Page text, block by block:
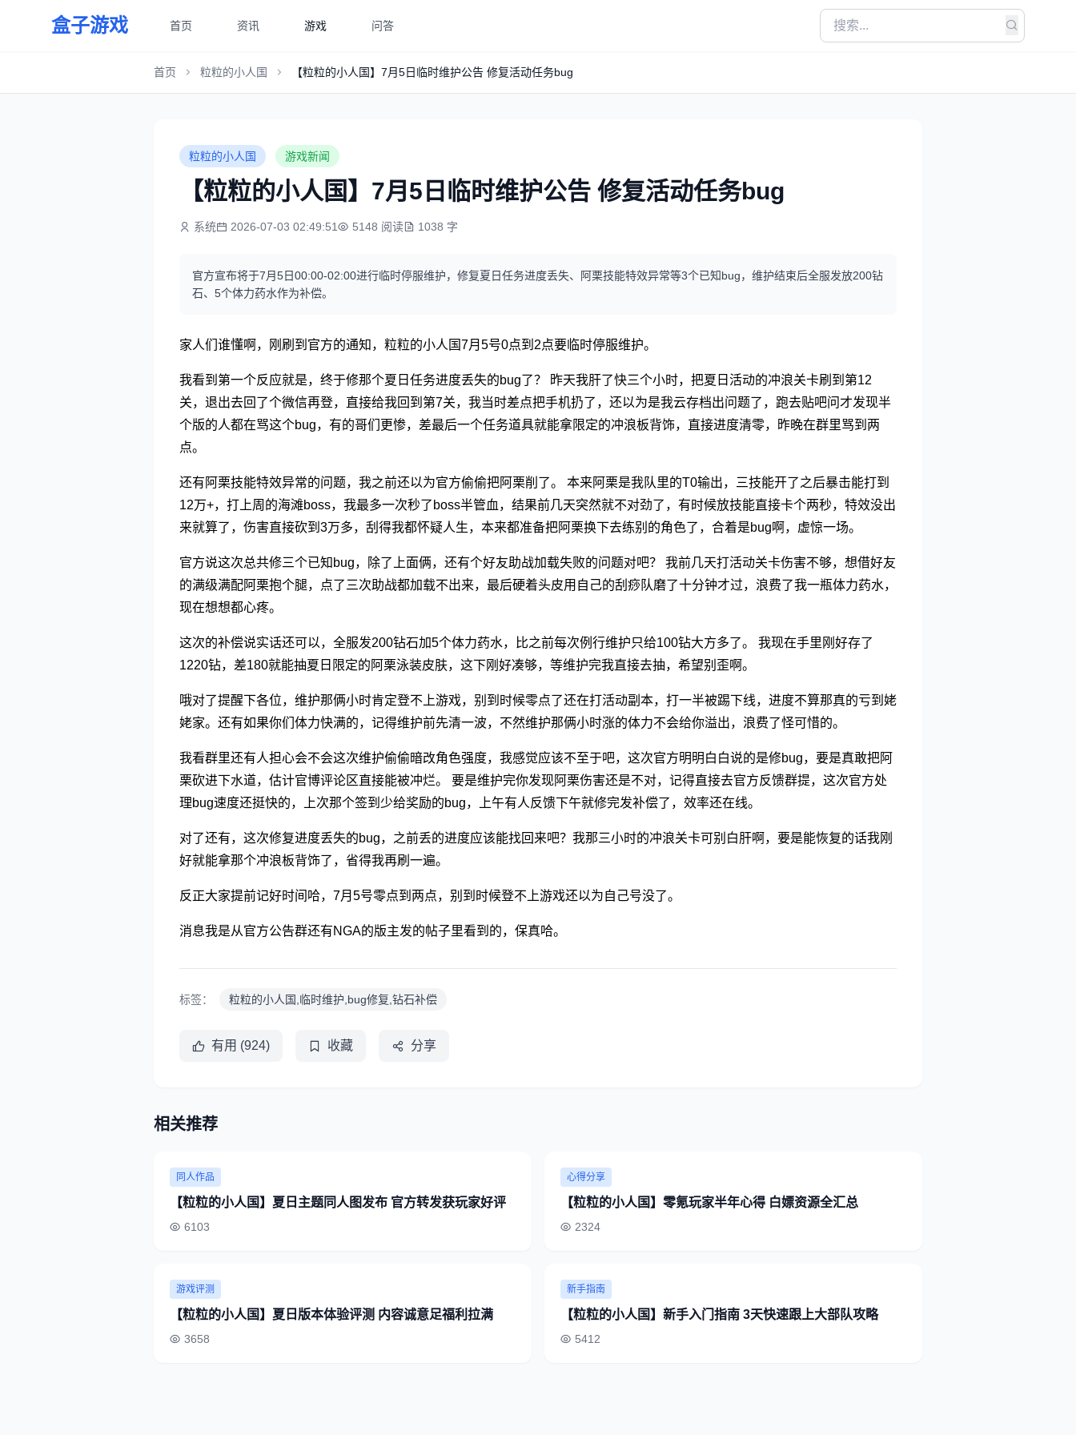
盒子游戏 首页 资讯 游戏 问答
首页 粒粒的小人国 【粒粒的小人国】7月5日临时维护公告 修复活动任务bug
粒粒的小人国 游戏新闻
【粒粒的小人国】7月5日临时维护公告 修复活动任务bug
系统 2026-07-03 02:49:51 5148 阅读 1038 字
官方宣布将于7月5日00:00-02:00进行临时停服维护，修复夏日任务进度丢失、阿栗技能特效异常等3个已知bug，维护结束后全服发放200钻
石、5个体力药水作为补偿。
家人们谁懂啊，刚刷到官方的通知，粒粒的小人国7月5号0点到2点要临时停服维护。
我看到第一个反应就是，终于修那个夏日任务进度丢失的bug了？ 昨天我肝了快三个小时，把夏日活动的冲浪关卡刷到第12
关，退出去回了个微信再登，直接给我回到第7关，我当时差点把手机扔了，还以为是我云存档出问题了，跑去贴吧问才发现半
个版的人都在骂这个bug，有的哥们更惨，差最后一个任务道具就能拿限定的冲浪板背饰，直接进度清零，昨晚在群里骂到两
点。
还有阿栗技能特效异常的问题，我之前还以为官方偷偷把阿栗削了。 本来阿栗是我队里的T0输出，三技能开了之后暴击能打到
12万+，打上周的海滩boss，我最多一次秒了boss半管血，结果前几天突然就不对劲了，有时候放技能直接卡个两秒，特效没出
来就算了，伤害直接砍到3万多，刮得我都怀疑人生，本来都准备把阿栗换下去练别的角色了，合着是bug啊，虚惊一场。
官方说这次总共修三个已知bug，除了上面俩，还有个好友助战加载失败的问题对吧？ 我前几天打活动关卡伤害不够，想借好友
的满级满配阿栗抱个腿，点了三次助战都加载不出来，最后硬着头皮用自己的刮痧队磨了十分钟才过，浪费了我一瓶体力药水，
现在想想都心疼。
这次的补偿说实话还可以，全服发200钻石加5个体力药水，比之前每次例行维护只给100钻大方多了。 我现在手里刚好存了
1220钻，差180就能抽夏日限定的阿栗泳装皮肤，这下刚好凑够，等维护完我直接去抽，希望别歪啊。
哦对了提醒下各位，维护那俩小时肯定登不上游戏，别到时候零点了还在打活动副本，打一半被踢下线，进度不算那真的亏到姥
姥家。还有如果你们体力快满的，记得维护前先清一波，不然维护那俩小时涨的体力不会给你溢出，浪费了怪可惜的。
我看群里还有人担心会不会这次维护偷偷暗改角色强度，我感觉应该不至于吧，这次官方明明白白说的是修bug，要是真敢把阿
栗砍进下水道，估计官博评论区直接能被冲烂。 要是维护完你发现阿栗伤害还是不对，记得直接去官方反馈群提，这次官方处
理bug速度还挺快的，上次那个签到少给奖励的bug，上午有人反馈下午就修完发补偿了，效率还在线。
对了还有，这次修复进度丢失的bug，之前丢的进度应该能找回来吧？我那三小时的冲浪关卡可别白肝啊，要是能恢复的话我刚
好就能拿那个冲浪板背饰了，省得我再刷一遍。
反正大家提前记好时间哈，7月5号零点到两点，别到时候登不上游戏还以为自己号没了。
消息我是从官方公告群还有NGA的版主发的帖子里看到的，保真哈。
标签： 粒粒的小人国,临时维护,bug修复,钻石补偿
有用 (924) 收藏 分享
相关推荐
同人作品
【粒粒的小人国】夏日主题同人图发布 官方转发获玩家好评
6103
心得分享
【粒粒的小人国】零氪玩家半年心得 白嫖资源全汇总
2324
游戏评测
【粒粒的小人国】夏日版本体验评测 内容诚意足福利拉满
3658
新手指南
【粒粒的小人国】新手入门指南 3天快速跟上大部队攻略
5412